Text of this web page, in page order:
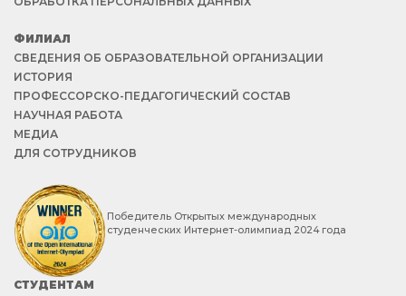
ФИЛИАЛ
СВЕДЕНИЯ ОБ ОБРАЗОВАТЕЛЬНОЙ ОРГАНИЗАЦИИ
ИСТОРИЯ
ПРОФЕССОРСКО-ПЕДАГОГИЧЕСКИЙ СОСТАВ
НАУЧНАЯ РАБОТА
МЕДИА
ДЛЯ СОТРУДНИКОВ
Победитель Открытых международных
студенческих Интернет-олимпиад 2024 года
СТУДЕНТАМ